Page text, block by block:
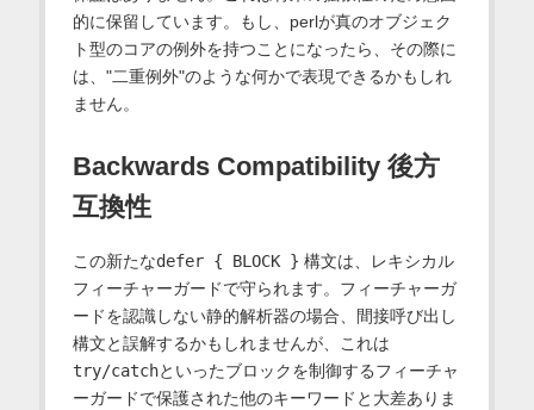
的に保留しています。もし、perlが真のオブジェク
ト型のコアの例外を持つことになったら、その際に
は、"二重例外"のような何かで表現できるかもしれ
ません。
Backwards Compatibility 後方
互換性
この新たなdefer { BLOCK } 構文は、レキシカル
フィーチャーガードで守られます。フィーチャーガ
ードを認識しない静的解析器の場合、間接呼び出し
構文と誤解するかもしれませんが、これは
try/catchといったブロックを制御するフィーチャ
ーガードで保護された他のキーワードと大差ありま